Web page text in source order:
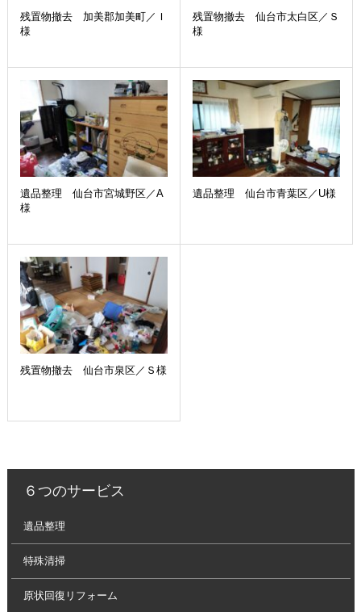
残置物撤去 加美郡加美町／Ｉ
様
残置物撤去 仙台市太白区／Ｓ
様
遺品整理 仙台市宮城野区／A
様
遺品整理 仙台市青葉区／U様
残置物撤去 仙台市泉区／Ｓ様
６つのサービス
遺品整理
特殊清掃
原状回復リフォーム